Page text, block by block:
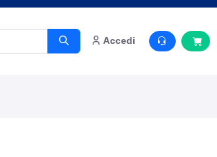
Accedi